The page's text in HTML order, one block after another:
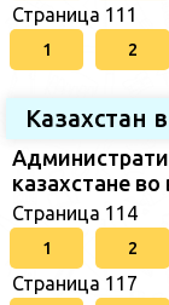
Страница 111
1 2
Казахстан
казахстане
Страница 114
1 2
Страница 117